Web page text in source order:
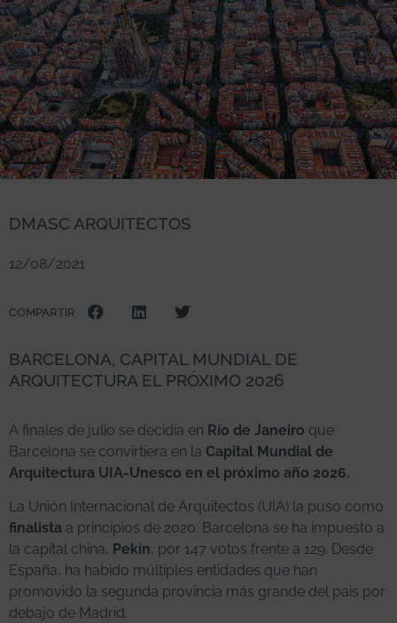
DMASC ARQUITECTOS
12/08/2021
COMPARTIR
BARCELONA, CAPITAL MUNDIAL DE
ARQUITECTURA EL PRÓXIMO 2026
A finales de julio se decidía en Río de Janeiro que
Barcelona se convirtiera en la Capital Mundial de
Arquitectura UIA-Unesco en el próximo año 2026.
La Unión Internacional de Arquitectos (UIA) la puso como
finalista a principios de 2020. Barcelona se ha impuesto a
la capital china, Pekín, por 147 votos frente a 129. Desde
España, ha habido múltiples entidades que han
promovido la segunda provincia más grande del país por
debajo de Madrid.